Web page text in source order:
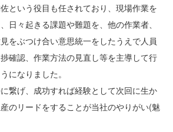
という役目も任されており、現場作業を
日々起きる課題や難題を、他の作業者、
をぶつけ合い意思統一をしたうえで人員
確認、作業方法の見直し等を主導して行
になりました。
繋げ、成功すれば経験として次回に生か
のリードをすることが当社のやりがい(魅